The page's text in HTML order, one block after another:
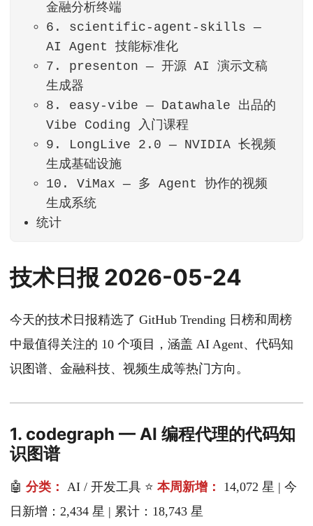
金融分析终端
6. scientific-agent-skills —
AI Agent 技能标准化
7. presenton — 开源 AI 演示文稿
生成器
8. easy-vibe — Datawhale 出品的
Vibe Coding 入门课程
9. LongLive 2.0 — NVIDIA 长视频
生成基础设施
10. ViMax — 多 Agent 协作的视频
生成系统
统计
技术日报 2026-05-24
今天的技术日报精选了 GitHub Trending 日榜和周榜
中最值得关注的 10 个项目，涵盖 AI Agent、代码知
识图谱、金融科技、视频生成等热门方向。
1. codegraph — AI 编程代理的代码知
识图谱
🤖 分类： AI / 开发工具 ⭐ 本周新增：
14,072 星 | 今
日新增：2,434 星 | 累计：18,743 星